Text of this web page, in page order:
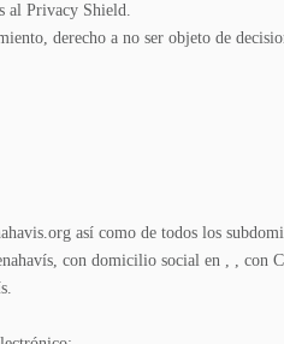
al Privacy Shield.
derecho a no ser objeto de
así como de todos los
con domicilio social en , , con